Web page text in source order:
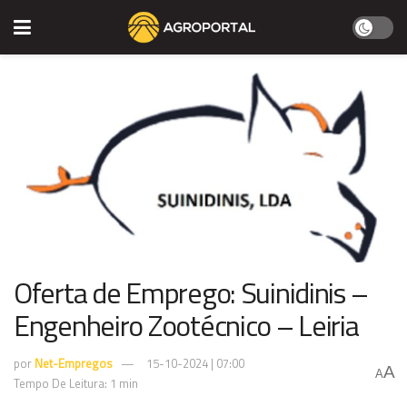
Oferta de Emprego: Suinidinis –
Engenheiro Zootécnico – Leiria
por Net-Empregos
15-10-2024 | 07:00
Tempo De Leitura: 1 min
AA